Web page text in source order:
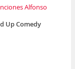
Alfonso
Up Comedy